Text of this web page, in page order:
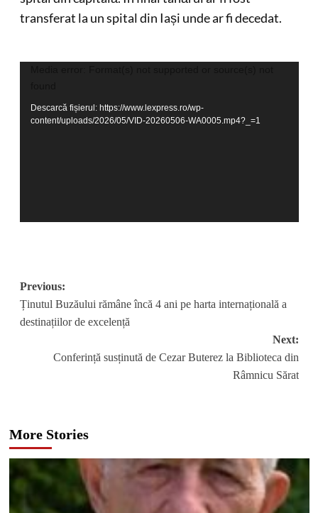
transferat la un spital din Iași unde ar fi decedat.
Descarcă fișierul: https://www.lexpress.ro/wp-
content/uploads/2026/05/VID-20260506-WA0005.mp4?_=1
Post
navigation
Previous:
Ținutul Buzăului rămâne încă 4 ani pe harta internațională a
destinațiilor de excelență
Next:
Conferință susținută de Cezar Buterez la Biblioteca din
Râmnicu Sărat
More Stories